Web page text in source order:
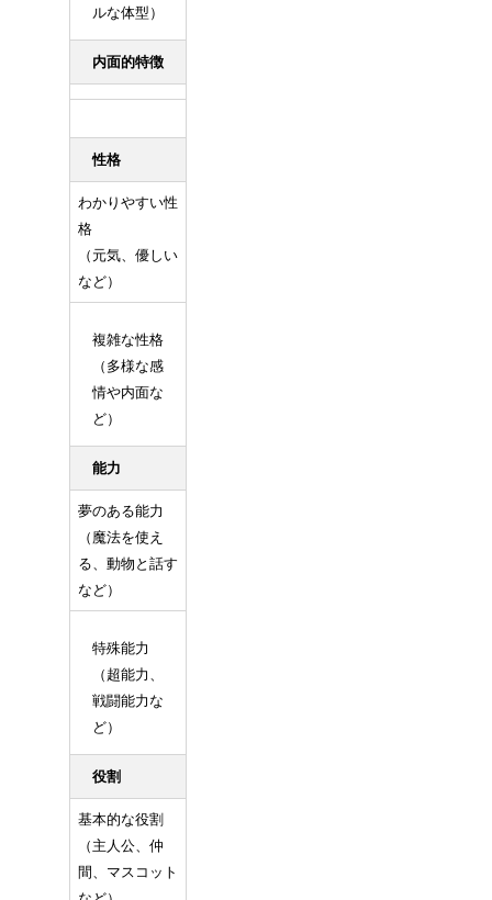
ルな体型）
内面的特徴
性格
わかりやすい性
格
（元気、優しい
など）
複雑な性格
（多様な感
情や内面な
ど）
能力
夢のある能力
（魔法を使え
る、動物と話す
など）
特殊能力
（超能力、
戦闘能力な
ど）
役割
基本的な役割
（主人公、仲
間、マスコット